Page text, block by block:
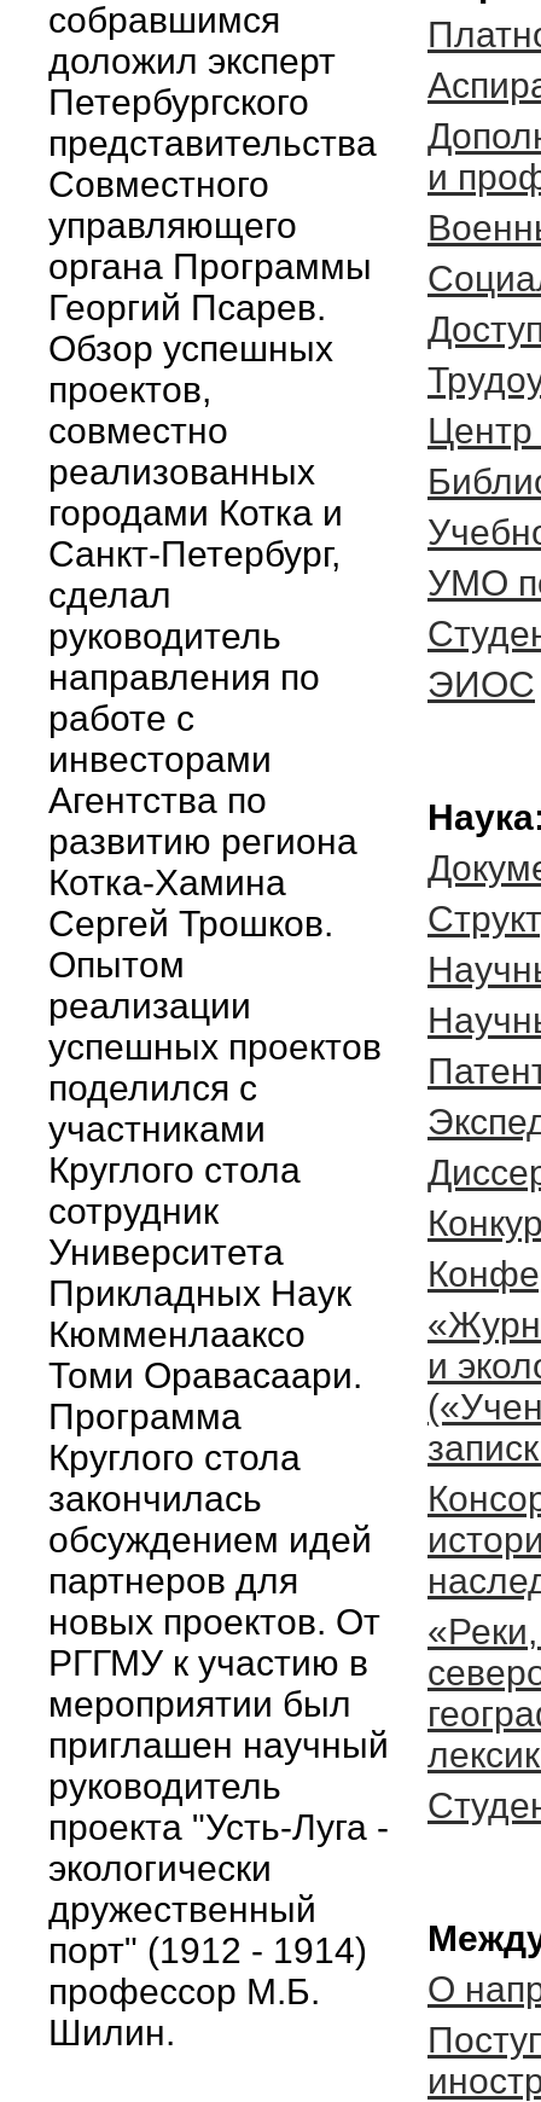
собравшимся
доложил эксперт
Петербургского
представительства
Совместного
управляющего
органа Программы
Георгий Псарев.
Обзор успешных
проектов,
совместно
реализованных
городами Котка и
Санкт-Петербург,
сделал
руководитель
направления по
работе с
инвесторами
Агентства по
развитию региона
Котка-Хамина
Сергей Трошков.
Опытом
реализации
успешных проектов
поделился с
участниками
Круглого стола
сотрудник
Университета
Прикладных Наук
Кюмменлааксо
Томи Оравасаари.
Программа
Круглого стола
закончилась
обсуждением идей
партнеров для
новых проектов. От
РГГМУ к участию в
мероприятии был
приглашен научный
руководитель
проекта "Усть-Луга -
экологически
дружественный
порт" (1912 - 1914)
профессор М.Б.
Шилин.
и
Центр
УМО
ЭИОС
и
О